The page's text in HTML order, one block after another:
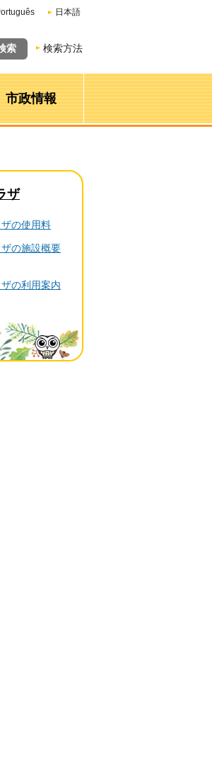
日本語
検索方法
市政情報
ザ
の使用料
の施設概要
の利用案内